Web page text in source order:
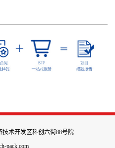
技术开发区科创六街88号院
pack.com